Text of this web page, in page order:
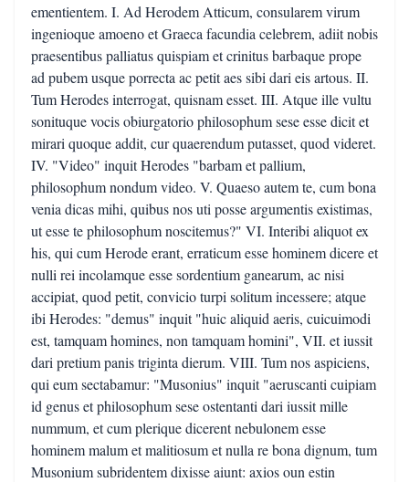
ementientem. I. Ad Herodem Atticum, consularem virum
ingenioque amoeno et Graeca facundia celebrem, adiit nobis
praesentibus palliatus quispiam et crinitus barbaque prope
ad pubem usque porrecta ac petit aes sibi dari eis artous. II.
Tum Herodes interrogat, quisnam esset. III. Atque ille vultu
sonituque vocis obiurgatorio philosophum sese esse dicit et
mirari quoque addit, cur quaerendum putasset, quod videret.
IV. "Video" inquit Herodes "barbam et pallium,
philosophum nondum video. V. Quaeso autem te, cum bona
venia dicas mihi, quibus nos uti posse argumentis existimas,
ut esse te philosophum noscitemus?" VI. Interibi aliquot ex
his, qui cum Herode erant, erraticum esse hominem dicere et
nulli rei incolamque esse sordentium ganearum, ac nisi
accipiat, quod petit, convicio turpi solitum incessere; atque
ibi Herodes: "demus" inquit "huic aliquid aeris, cuicuimodi
est, tamquam homines, non tamquam homini", VII. et iussit
dari pretium panis triginta dierum. VIII. Tum nos aspiciens,
qui eum sectabamur: "Musonius" inquit "aeruscanti cuipiam
id genus et philosophum sese ostentanti dari iussit mille
nummum, et cum plerique dicerent nebulonem esse
hominem malum et malitiosum et nulla re bona dignum, tum
Musonium subridentem dixisse aiunt: axios oun estin